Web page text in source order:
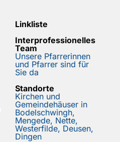
Linkliste
Interprofessionelles
Team
Unsere Pfarrerinnen
und Pfarrer sind für
Sie da
Standorte
Kirchen und
Gemeindehäuser in
Bodelschwingh,
Mengede, Nette,
Westerfilde, Deusen,
Dingen